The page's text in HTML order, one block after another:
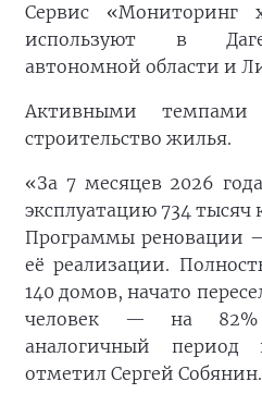
Сервис «Мониторинг
используют в
автономной области и
Активными
строительство жилья.
«За 7 месяцев 2026
эксплуатацию 734
Программы реновации
её реализации.
140 домов, начато
человек — на
аналогичный
отметил Сергей Собянин.